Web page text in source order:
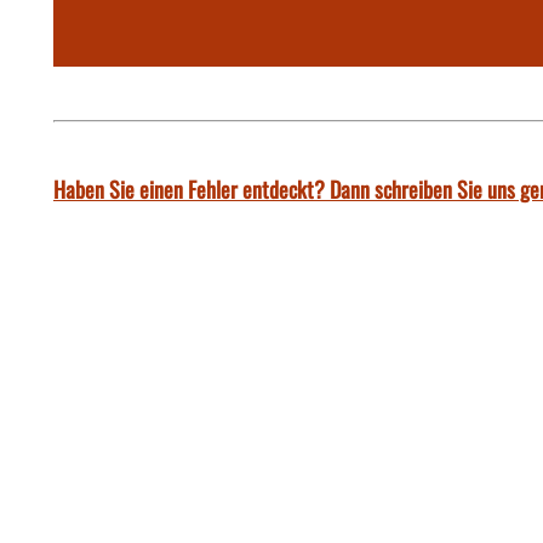
Haben Sie einen Fehler entdeckt? Dann schreiben Sie uns